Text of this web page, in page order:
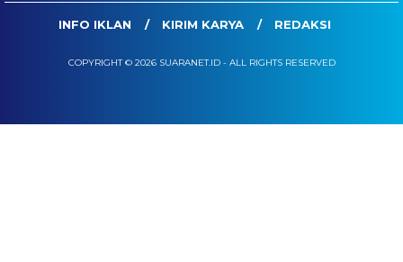
INFO IKLAN KIRIM KARYA REDAKSI
COPYRIGHT © 2026 SUARANET.ID - ALL RIGHTS RESERVED